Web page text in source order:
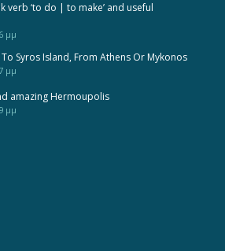
verb ‘to do | to make’ and useful
μμ
Syros Island, From Athens Or Mykonos
μμ
amazing Hermoupolis
μμ